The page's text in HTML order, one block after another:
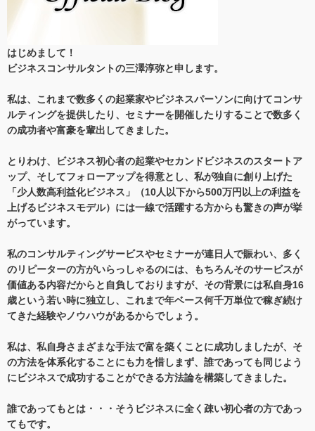
はじめまして！
ビジネスコンサルタントの三澤淳弥と申します。
私は、これまで数多くの起業家やビジネスパーソンに向けてコンサ
ルティングを提供したり、セミナーを開催したりすることで数多く
の成功者や富豪を輩出してきました。
とりわけ、ビジネス初心者の起業やセカンドビジネスのスタートア
ップ、そしてフォローアップを得意とし、私が独自に創り上げた
「少人数高利益化ビジネス」（10人以下から500万円以上の利益を
上げるビジネスモデル）には一線で活躍する方からも驚きの声が挙
がっています。
私のコンサルティングサービスやセミナーが連日人で賑わい、多く
のリピーターの方がいらっしゃるのには、もちろんそのサービスが
価値ある内容だからと自負しておりますが、その背景には私自身16
歳という若い時に独立し、これまで年ベース何千万単位で稼ぎ続け
てきた経験やノウハウがあるからでしょう。
私は、私自身さまざまな手法で富を築くことに成功しましたが、そ
の方法を体系化することにも力を惜しまず、誰であっても同じよう
にビジネスで成功することができる方法論を構築してきました。
誰であってもとは・・・そうビジネスに全く疎い初心者の方であっ
てもです。